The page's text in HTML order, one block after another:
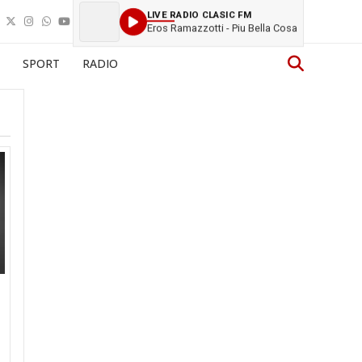
LIVE RADIO CLASIC FM
Eros Ramazzotti - Piu Bella Cosa
SPORT RADIO